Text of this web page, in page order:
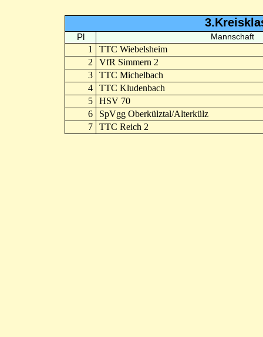
Pl Mannschaft
1
TTC Wiebelsheim
2
VfR Simmern 2
3
TTC Michelbach
4
TTC Kludenbach
5
HSV 70
6
SpVgg Oberkülztal/Alterkülz
7
TTC Reich 2